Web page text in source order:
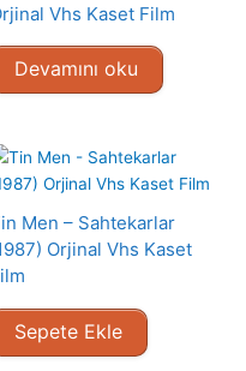
Vhs Kaset Film
Devamını oku
Men – Sahtekarlar
Orjinal Vhs Kaset
Sepete Ekle